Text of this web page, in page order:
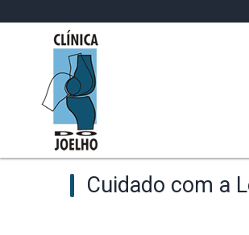
Cuidado com a